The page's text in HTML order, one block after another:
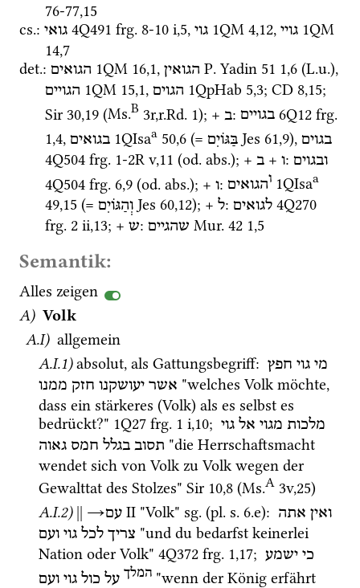
76-77,15
cs.: גואי 4Q491 frg. 8-10 i,5, גוי 1QM 4,12, גויי 1QM
14,7
det.: הגואים 1QM 16,1, הגואין P. Yadin 51 1,6 (L.u.
הגויים 1QM 15,1, הגוים 1QpHab 5,3; CD 8,15
Sir 30,19 (Ms.B 3r,r.Rd. 1); + ב: בגויים 6Q12 frg.
1,4, בגואים 1QIsaa 50,6 (= בַּגּוֹיִם Jes 61,9), בגוים
4Q504 frg. 1-2R v,11 (od. abs.); + ב + ו: ובגוים
4Q504 frg. 6,9 (od. abs.); + ו: והגואים 1QIsaa
49,15 (= וְהַגּוֹיִם Jes 60,12); + ל: לגואים 4Q270
frg. 2 ii,13; + ש: שהגיים Mur. 42 1,5
Semantik:
Alles zeigen
A) Volk
A.I) allgemein
A.I.1)absolut, als Gattungsbegriff: מי גוי חפץ
אשר יעושקנו חזק ממנו
"welches Volk möchte,
dass ein stärkeres (Volk) als es selbst es
bedrückt?" 1Q27 frg. 1 i,10; מלכות מגוי אל גוי
תסוב בגלל חמס גאוה
"die Herrschaftsmacht
wendet sich von Volk zu Volk wegen der
Gewalttat des Stolzes" Sir 10,8 (Ms.A 3v,25)
A.I.2) || →עם ‎ II "Volk" sg. (pl. s. 6.e): ואין אתה
צריך לכל גוי ועם
"und du bedarfst keinerlei
Nation oder Volk" 4Q372 frg. 1,17; כי ישמע
המלך על כול גוי ועם
"wenn der König erfährt